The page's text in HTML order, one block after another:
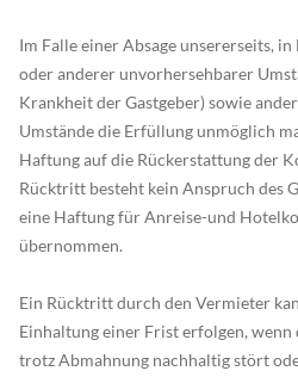
Im Falle einer Absage unsererseits,
oder anderer unvorhersehbarer
Krankheit der Gastgeber) sowie
Umstände die Erfüllung unmöglich
Haftung auf die Rückerstattung der
Rücktritt besteht kein Anspruch des
eine Haftung für Anreise-und
übernommen.
Ein Rücktritt durch den Vermieter
Einhaltung einer Frist erfolgen,
trotz Abmahnung nachhaltig stört